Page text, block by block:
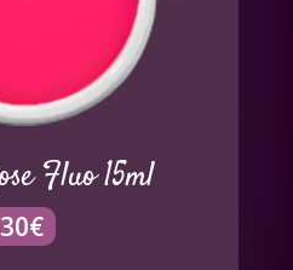
Fluo 15ml
30€